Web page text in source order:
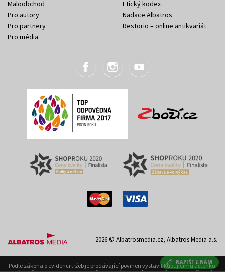
NAPIŠTE NÁM
Maloobchod
Pro autory
Pro partnery
Pro média
Etický kodex
Nadace Albatros
Restorio – online antikvariát
2026 © Albatrosmedia.cz, Albatros Media a.s.
Podle zákona o evidenci tržeb je prodávající povinen vystavit kupujícímu účtenku.